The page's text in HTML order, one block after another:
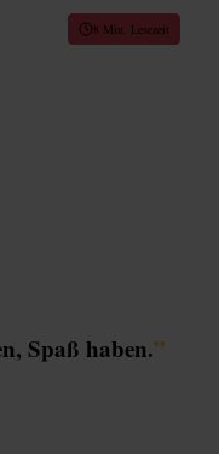
8 Min. Lesezeit
Spaß haben.”